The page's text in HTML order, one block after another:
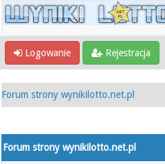
Logowanie Rejestracja
Forum strony wynikilotto.net.pl
Forum strony wynikilotto.net.pl